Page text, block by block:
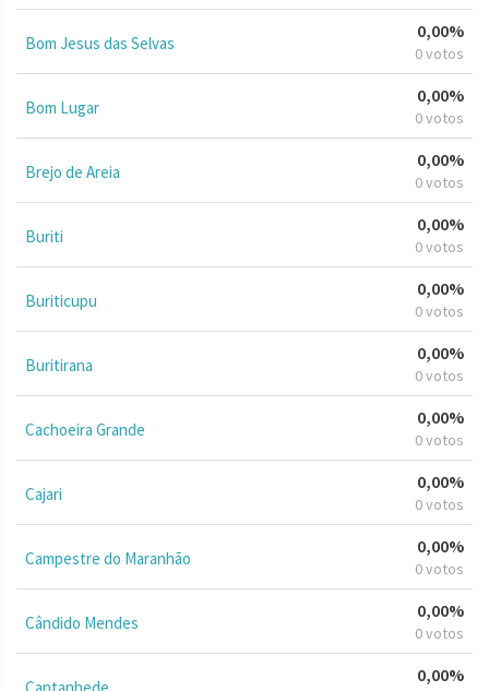
Bom Jesus das Selvas
0,00%
0 votos
Bom Lugar
0,00%
0 votos
Brejo de Areia
0,00%
0 votos
Buriti
0,00%
0 votos
Buriticupu
0,00%
0 votos
Buritirana
0,00%
0 votos
Cachoeira Grande
0,00%
0 votos
Cajari
0,00%
0 votos
Campestre do Maranhão
0,00%
0 votos
Cândido Mendes
0,00%
0 votos
0,00%